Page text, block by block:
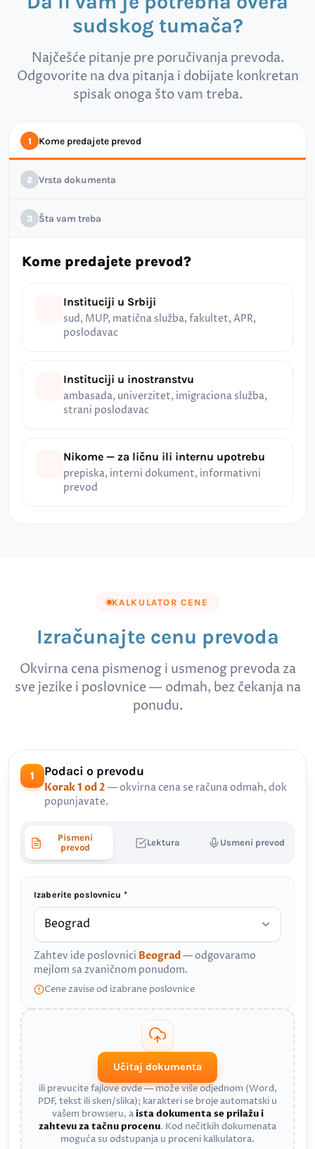
sudskog tumača?
Najčešće pitanje pre poručivanja prevoda.
Odgovorite na dva pitanja i dobijate konkretan
spisak onoga što vam treba.
1 Kome predajete prevod
2 Vrsta dokumenta
3 Šta vam treba
Kome predajete prevod?
Instituciji u Srbiji
sud, MUP, matična služba, fakultet, APR,
poslodavac
Instituciji u inostranstvu
ambasada, univerzitet, imigraciona služba,
strani poslodavac
Nikome — za ličnu ili internu upotrebu
prepiska, interni dokument, informativni
prevod
KALKULATOR CENE
Izračunajte cenu prevoda
Okvirna cena pismenog i usmenog prevoda za
sve jezike i poslovnice — odmah, bez čekanja na
ponudu.
1 Podaci o prevodu
Korak 1 od 2 — okvirna cena se računa odmah, dok
popunjavate.
Pismeni
prevod
Lektura Usmeni prevod
Izaberite poslovnicu *
Zahtev ide poslovnici Beograd— odgovaramo
mejlom sa zvaničnom ponudom.
Cene zavise od izabrane poslovnice
Učitaj dokumenta
ili prevucite fajlove ovde — može više odjednom (Word,
PDF, tekst ili sken/slika); karakteri se broje automatski u
vašem browseru, aista dokumenta se prilažu i
zahtevu za tačnu procenu. Kod nečitkih dokumenata
moguća su odstupanja u proceni kalkulatora.